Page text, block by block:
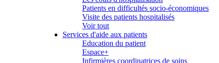
Patients en difficultés socio-économiques
Visite des patients hospitalisés
Voir tout
Services d'aide aux patients
Education du patient
Espace+
Infirmières coordinatrices de soins